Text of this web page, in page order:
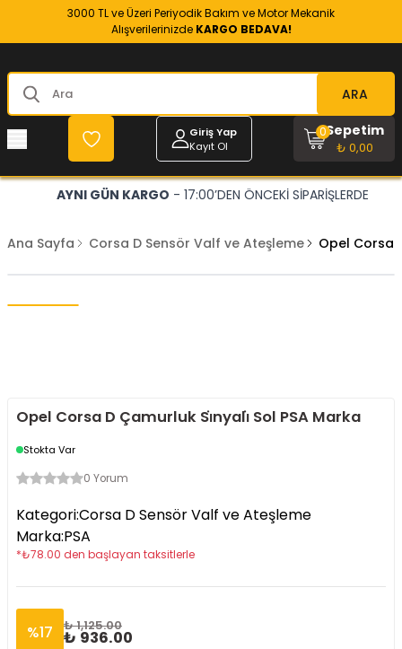
3000 TL ve Üzeri Periyodik Bakım ve Motor Mekanik
Alışverilerinizde KARGO BEDAVA!
ARA
Giriş Yap
Kayıt Ol
Sepetim
₺ 0,00
0
AYNI GÜN KARGO - 17:00’DEN ÖNCEKİ SİPARİŞLERDE
Ana Sayfa Corsa D Sensör Valf ve Ateşleme Opel Corsa
Opel Corsa D Çamurluk Si̇nyali̇ Sol PSA Marka
Stokta Var
0 Yorum
Kategori:Corsa D Sensör Valf ve Ateşleme
Marka:PSA
*₺78.00 den başlayan taksitlerle
%17 ₺ 1,125.00
₺ 936.00